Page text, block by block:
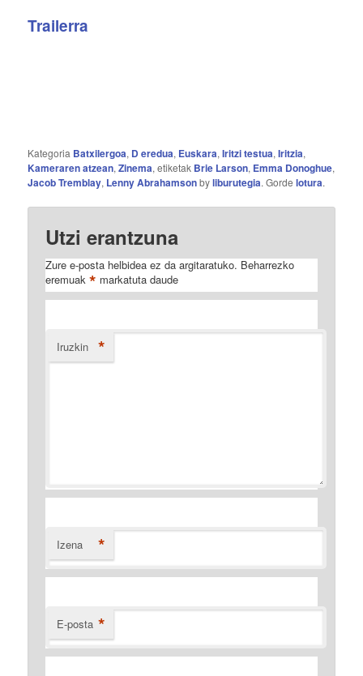
Trailerra
Kategoria Batxilergoa, D eredua, Euskara,Iritzi testua,Iritzia,
Kameraren atzean,Zinema, etiketak Brie Larson, Emma Donoghue,
Jacob Tremblay, Lenny Abrahamsonbyliburutegia. Gordelotura.
Utzi erantzuna
Zure e-posta helbidea ez da argitaratuko. Beharrezko
eremuak* markatuta daude
Iruzkin *
Izena *
E-posta *